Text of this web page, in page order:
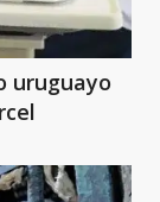
uruguayo